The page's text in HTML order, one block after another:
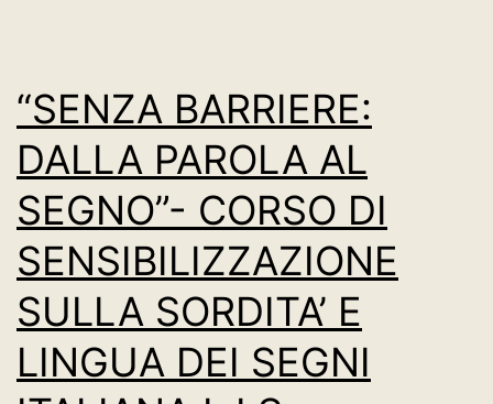
“SENZA BARRIERE:
DALLA PAROLA AL
SEGNO”- CORSO DI
SENSIBILIZZAZIONE
SULLA SORDITA’ E
LINGUA DEI SEGNI